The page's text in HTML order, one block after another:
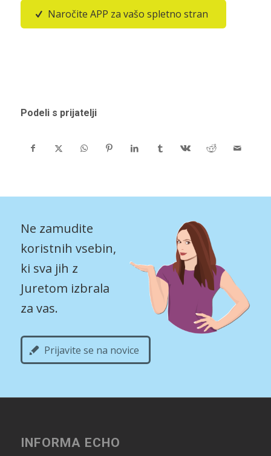
Naročite APP za vašo spletno stran
Podeli s prijatelji
Ne zamudite
koristnih vsebin,
ki sva jih z
Juretom izbrala
za vas.
Prijavite se na novice
INFORMA ECHO